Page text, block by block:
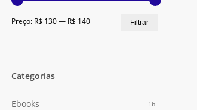
Filtrar
Preço: R$ 130— R$ 140
Categorias
Ebooks 16